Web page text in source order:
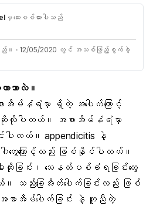
မှ ဆေးစစ်ထားပါသည်
ည်။ · 12/05/2020 တွင် အသစ်ဖြည့်စွက်ခဲ့
ာဘာလဲ။
ာအိမ်နံရံမှာ ရှိတဲ့ အပေါက်ကြောင့်
ကို ဆိုလိုပါတယ်။ အစာအိမ်နံရံမှာ
ါတယ်။ appendicitis နဲ့
တွေကြောင့်လည်း ဖြစ်နိုင်ပါတယ်။
ထိုးခြင်း၊ သေနတ်ပစ်ခံရခြင်းတွေ
သည်းခြေအိတ်ပေါက်ခြင်းလည်း ဖြစ်
ာအိမ်ပေါက်ခြင်း နဲ့ တူညီတဲ့